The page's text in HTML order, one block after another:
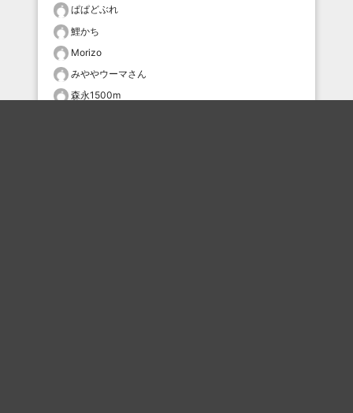
ぱぱどぶれ
鯉かち
Morizo
みややウーマさん
森永1500m